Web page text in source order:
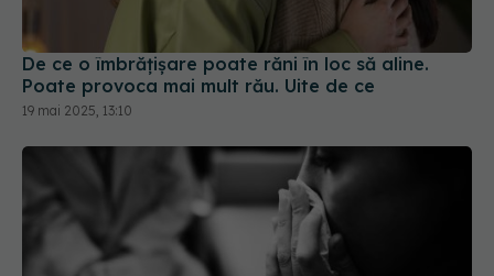
De ce o îmbrățișare poate răni în loc să aline.
Poate provoca mai mult rău. Uite de ce
19 mai 2025, 13:10